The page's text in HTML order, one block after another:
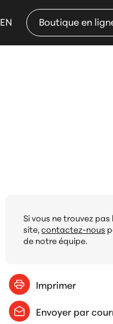
EN Boutique en
Si vous ne trouvez
site,contactez-nous
de notre équipe.
Imprimer
Envoyer par